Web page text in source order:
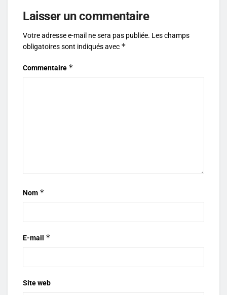
Laisser un commentaire
Votre adresse e-mail ne sera pas publiée. Les champs
obligatoires sont indiqués avec *
Commentaire *
Nom *
E-mail *
Site web